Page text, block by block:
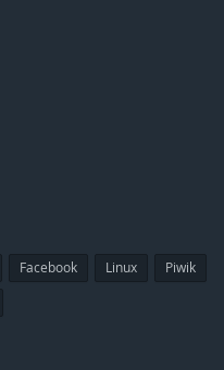
Facebook Linux
Piwik